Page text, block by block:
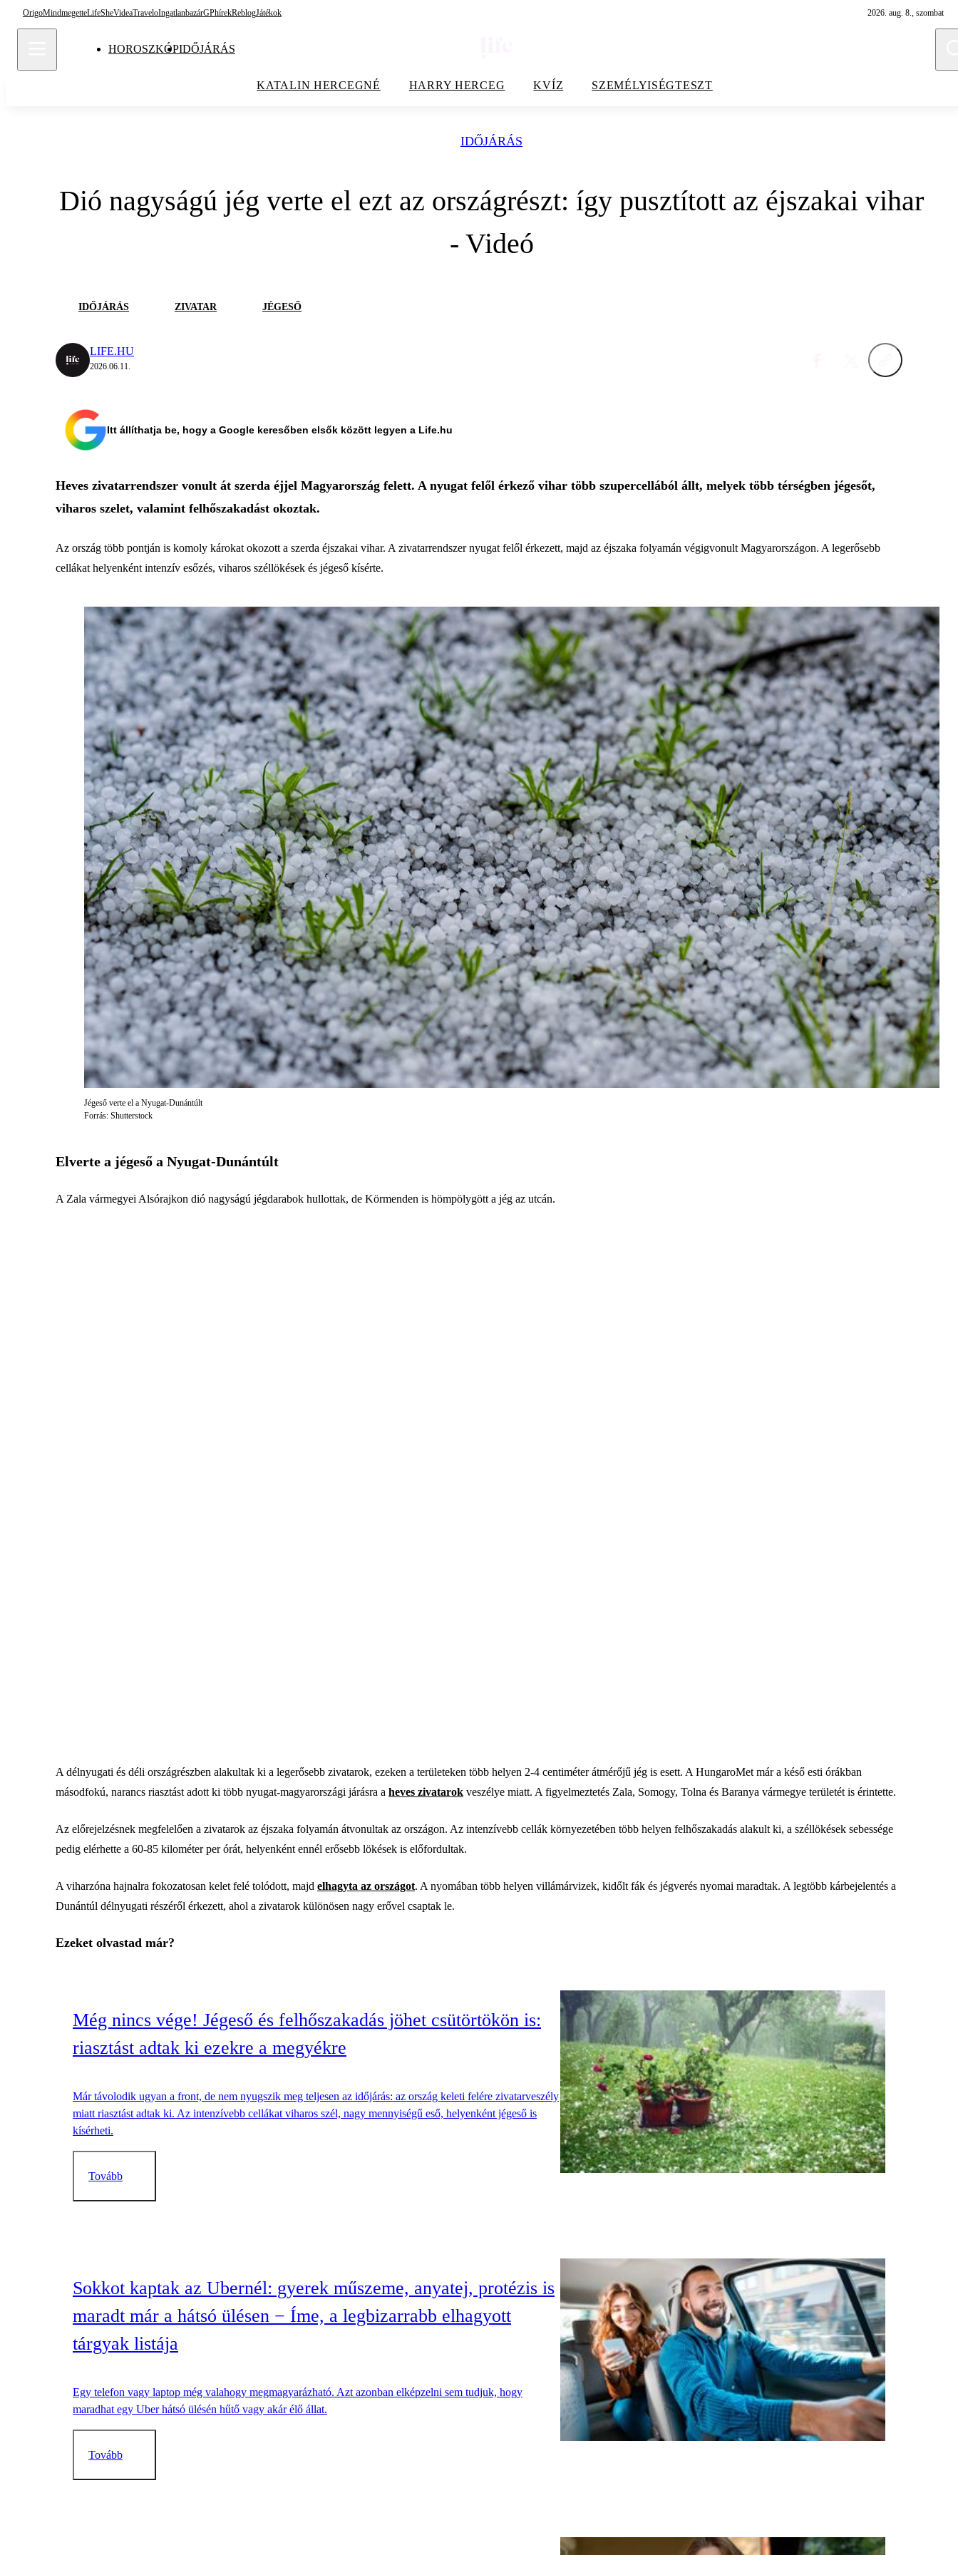
OrigoMindmegetteLifeSheVideaTraveloIngatlanbazárGPhírekReblogJátékok 2026. aug. 8., szombat
HOROSZKÓPIDŐJÁRÁS
KATALIN HERCEGNÉ HARRY HERCEG KVÍZ SZEMÉLYISÉGTESZT
IDŐJÁRÁS
Dió nagyságú jég verte el ezt az országrészt: így pusztított az éjszakai vihar
- Videó
IDŐJÁRÁS ZIVATAR JÉGESŐ
LIFE.HU
2026.06.11.
Itt állíthatja be, hogy a Google keresőben elsők között legyen a Life.hu
Heves zivatarrendszer vonult át szerda éjjel Magyarország felett. A nyugat felől érkező vihar több szupercellából állt, melyek több térségben jégesőt,
viharos szelet, valamint felhőszakadást okoztak.
Az ország több pontján is komoly károkat okozott a szerda éjszakai vihar. A zivatarrendszer nyugat felől érkezett, majd az éjszaka folyamán végigvonult Magyarországon. A legerősebb
cellákat helyenként intenzív esőzés, viharos széllökések és jégeső kísérte.
Jégeső verte el a Nyugat-Dunántúlt
Forrás: Shutterstock
Elverte a jégeső a Nyugat-Dunántúlt
A Zala vármegyei Alsórajkon dió nagyságú jégdarabok hullottak, de Körmenden is hömpölygött a jég az utcán.
A délnyugati és déli országrészben alakultak ki a legerősebb zivatarok, ezeken a területeken több helyen 2-4 centiméter átmérőjű jég is esett. A HungaroMet már a késő esti órákban
másodfokú, narancs riasztást adott ki több nyugat-magyarországi járásra a heves zivatarok veszélye miatt. A figyelmeztetés Zala, Somogy, Tolna és Baranya vármegye területét is érintette.
Az előrejelzésnek megfelelően a zivatarok az éjszaka folyamán átvonultak az országon. Az intenzívebb cellák környezetében több helyen felhőszakadás alakult ki, a széllökések sebessége
pedig elérhette a 60-85 kilométer per órát, helyenként ennél erősebb lökések is előfordultak.
A viharzóna hajnalra fokozatosan kelet felé tolódott, majd elhagyta az országot. A nyomában több helyen villámárvizek, kidőlt fák és jégverés nyomai maradtak. A legtöbb kárbejelentés a
Dunántúl délnyugati részéről érkezett, ahol a zivatarok különösen nagy erővel csaptak le.
Ezeket olvastad már?
Még nincs vége! Jégeső és felhőszakadás jöhet csütörtökön is:
riasztást adtak ki ezekre a megyékre
Már távolodik ugyan a front, de nem nyugszik meg teljesen az időjárás: az ország keleti felére zivatarveszély
miatt riasztást adtak ki. Az intenzívebb cellákat viharos szél, nagy mennyiségű eső, helyenként jégeső is
kísérheti.
Tovább
Sokkot kaptak az Ubernél: gyerek műszeme, anyatej, protézis is
maradt már a hátsó ülésen − Íme, a legbizarrabb elhagyott
tárgyak listája
Egy telefon vagy laptop még valahogy megmagyarázható. Azt azonban elképzelni sem tudjuk, hogy
maradhat egy Uber hátsó ülésén hűtő vagy akár élő állat.
Tovább